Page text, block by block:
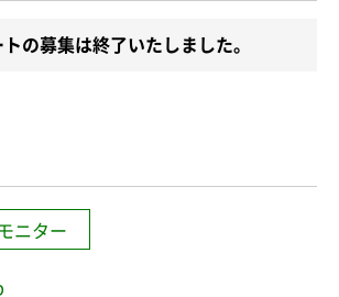
の募集は終了いたしました。
ニター